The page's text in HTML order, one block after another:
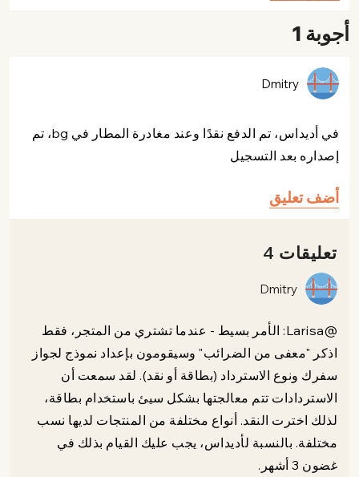
أجوبة 1
Dmitry
في أديداس، تم الدفع نقدًا وعند مغادرة المطار في bg، تم
إصداره بعد التسجيل
أضف تعليق
تعليقات 4
Dmitry
@Larisa: الأمر بسيط - عندما تشتري من المتجر، فقط
اذكر "معفى من الضرائب" وسيقومون بإعداد نموذج لجواز
سفرك ونوع الاسترداد (بطاقة أو نقد). لقد سمعت أن
الاستردادات تتم معالجتها بشكل سيئ باستخدام بطاقة،
لذلك اخترت النقد. أنواع مختلفة من المنتجات لديها نسب
مختلفة. بالنسبة لأديداس، يجب عليك القيام بذلك في
غضون 3 أشهر.